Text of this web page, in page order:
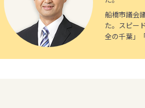
船橋市議会
た。スピー
全の千葉」